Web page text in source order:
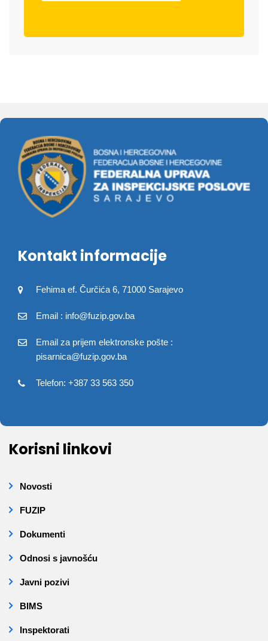
Kontakt informacije
Fehima ef. Čurčića 6, 71000 Sarajevo
Email : info@fuzip.gov.ba
Email za prijem elektronske pošte :
pisarnica@fuzip.gov.ba
Telefon: +387 33 563 350
Korisni linkovi
Novosti
FUZIP
Dokumenti
Odnosi s javnošću
Javni pozivi
BIMS
Inspektorati